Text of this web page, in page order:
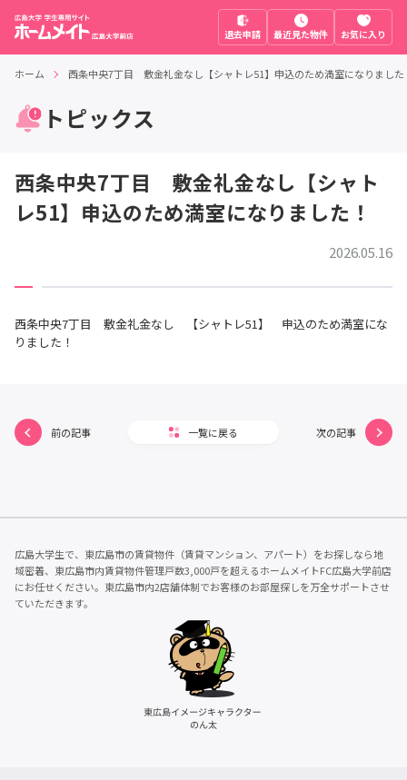
退去申請 最近見た物件 お気に入り
ホーム 西条中央7丁目 敷金礼金なし【シャトレ51】申込のため満室になりました
トピックス
西条中央7丁目 敷金礼金なし【シャト
レ51】申込のため満室になりました！
2026.05.16
西条中央7丁目 敷金礼金なし 【シャトレ51】 申込のため満室にな
りました！
前の記事 一覧に戻る 次の記事
広島大学生で、東広島市の賃貸物件（賃貸マンション、アパート）をお探しなら地
域密着、東広島市内賃貸物件管理戸数3,000戸を超えるホームメイトFC広島大学前店
にお任せください。東広島市内2店舗体制でお客様のお部屋探しを万全サポートさせ
ていただきます。